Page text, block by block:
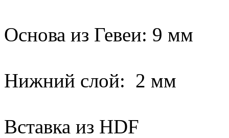
Основа из Гевеи: 9 мм
Нижний слой: 2 мм
Вставка из HDF